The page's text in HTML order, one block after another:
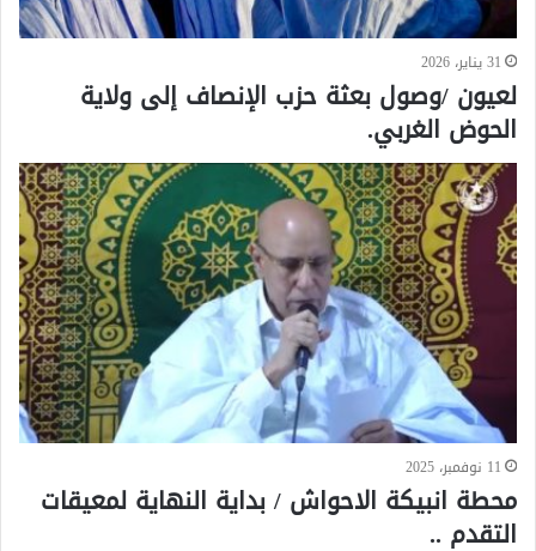
31 يناير، 2026
لعيون /وصول بعثة حزب الإنصاف إلى ولاية
الحوض الغربي.
11 نوفمبر، 2025
محطة انبيكة الاحواش / بداية النهاية لمعيقات
التقدم ..